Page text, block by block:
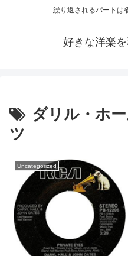
繰り返されるパートは
好きな洋楽
ダリル・ホ
ツ
Uncategorized